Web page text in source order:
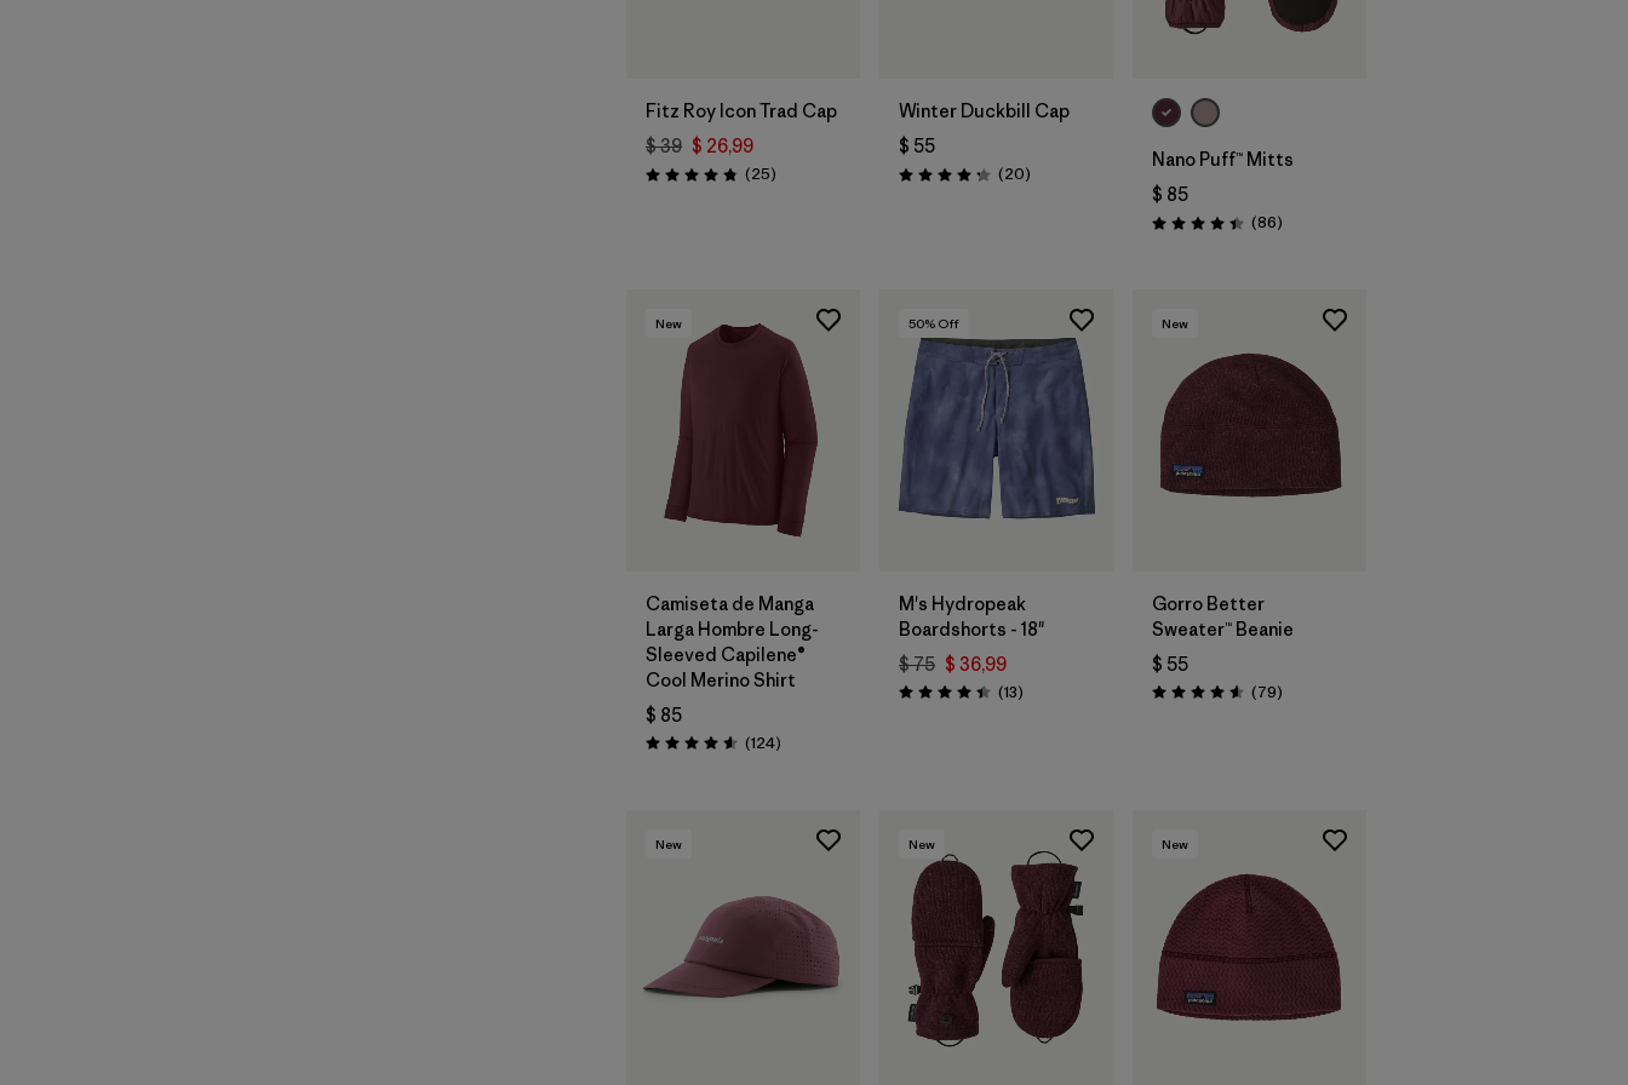
Fitz Roy Icon Trad Cap
$ 39 $ 26,99
Valoración: 4.8 / 5
(25Comentarios
)
Winter Duckbill Cap
$ 55
Valoración: 4.3 / 5
(20Comentarios
)
Nano Puff™ Mitts
$ 85
Valoración: 4.4 / 5
(86Comentarios
)
New
Camiseta de Manga
Larga Hombre Long-
Sleeved Capilene®
Cool Merino Shirt
$ 85
Valoración: 4.6 / 5
(124Comentarios
)
50% Off
M's Hydropeak
Boardshorts - 18"
$ 75 $ 36,99
Valoración: 4.4 / 5
(13Comentarios
)
New
Gorro Better
Sweater™ Beanie
$ 55
Valoración: 4.6 / 5
(79Comentarios
)
New New New